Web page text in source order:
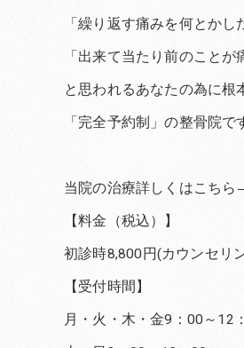
「繰り返す痛みを何とかし
「出来て当たり前のことが
と思われるあなたの為に根
「完全予約制」の整骨院で
当院の治療詳しくはこちら
【料金（税込）】
初診時8,800円(カウンセ
【受付時間】
月・火・木・金9：00～